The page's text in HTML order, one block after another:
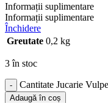
Informații suplimentare
Informații suplimentare
Închidere
Greutate 0,2 kg
3 în stoc
- Cantitate Jucarie
Adaugă în coș